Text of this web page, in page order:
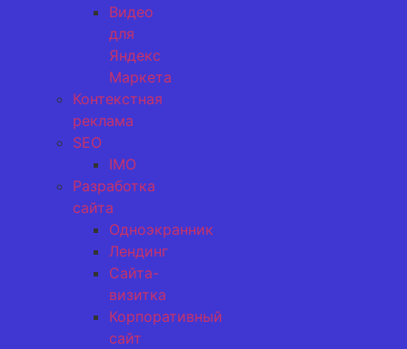
Видео
для
Яндекс
Маркета
Контекстная
реклама
SEO
IMO
Разработка
сайта
Одноэкранник
Лендинг
Сайта-
визитка
Корпоративный
сайт